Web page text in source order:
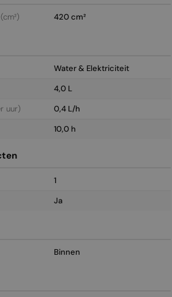
420 cm²
Water & Elektriciteit
4,0 L
uur)
0,4 L/h
10,0 h
1
Ja
Binnen